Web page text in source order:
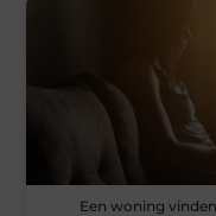
Een woning